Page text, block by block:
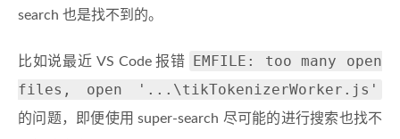
search 也是找不到的。
比如说最近 VS Code 报错
EMFILE: too many open
files, open '...\tikTokenizerWorker.js'
的问题，即便使用 super-search 尽可能的进行搜索也找不